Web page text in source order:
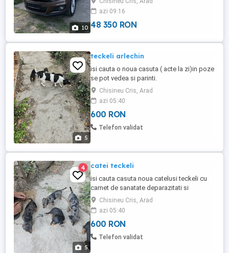
10
climatronic comenzi volan incalzire
scaune senzori fata+spate 12 airbaguri 2
chei oglinzi electrice jenti aluminiu ...
azi 09:16
48 350 RON
5
teckeli arlechin
isi cauta o noua casuta ( acte la zi)in poze
se pot vedea si parinti.
Chisineu Cris, Arad
azi 05:40
600 RON
Telefon validat
5
4 catei teckeli
isi cauta casuta noua catelusi teckeli cu
carnet de sanatate deparazitati si
vaccinati.
Chisineu Cris, Arad
azi 05:40
600 RON
Telefon validat